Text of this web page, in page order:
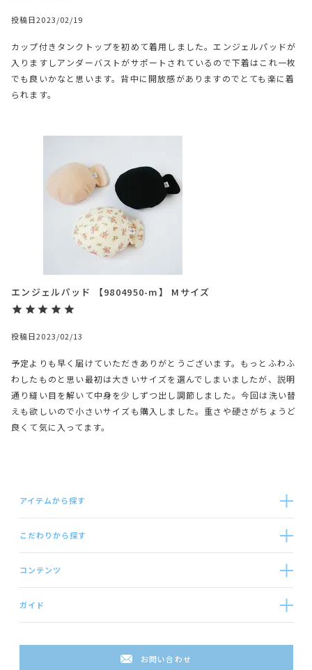
投稿日2023/02/19
カップ付きタンクトップを初めて着用しました。エンジェルパッドが
入りますしアンダーバストがサポートされているので下着はこれ一枚
でも良いかなと思います。背中に開放感がありますのでとても楽に着
られます。
エンジェルパッド 【9804950-m】 Mサイズ
投稿日2023/02/13
予定よりも早く届けていただきありがとうございます。もっとふわふ
わしたものと思い最初は大きいサイズを選んでしまいましたが、説明
通り縫い目を解いて中身を少しずつ出し調節しました。今回は洗い替
えも欲しいので小さいサイズも購入しました。重さや硬さがちょうど
良くて気に入ってます。
アイテムから探す
こだわりから探す
コンテンツ
ガイド
お問い合わせ